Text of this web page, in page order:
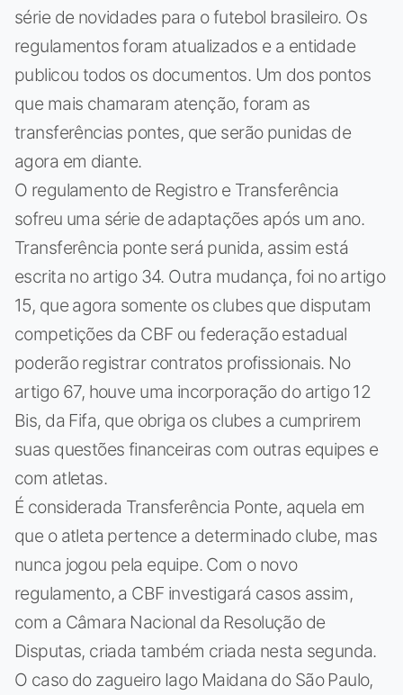
série de novidades para o futebol brasileiro. Os
regulamentos foram atualizados e a entidade
publicou todos os documentos. Um dos pontos
que mais chamaram atenção, foram as
transferências pontes, que serão punidas de
agora em diante.
O regulamento de Registro e Transferência
sofreu uma série de adaptações após um ano.
Transferência ponte será punida, assim está
escrita no artigo 34. Outra mudança, foi no artigo
15, que agora somente os clubes que disputam
competições da CBF ou federação estadual
poderão registrar contratos profissionais. No
artigo 67, houve uma incorporação do artigo 12
Bis, da Fifa, que obriga os clubes a cumprirem
suas questões financeiras com outras equipes e
com atletas.
É considerada Transferência Ponte, aquela em
que o atleta pertence a determinado clube, mas
nunca jogou pela equipe. Com o novo
regulamento, a CBF investigará casos assim,
com a Câmara Nacional da Resolução de
Disputas, criada também criada nesta segunda.
O caso do zagueiro Iago Maidana do São Paulo,